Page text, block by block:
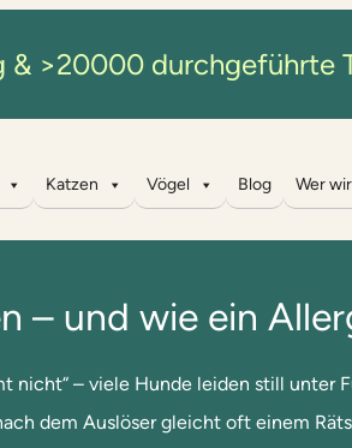
& >20000 durchgeführte
Katzen Vögel Blog Wer
– und wie ein
nicht“ – viele Hunde leiden still
dem Auslöser gleicht oft einem